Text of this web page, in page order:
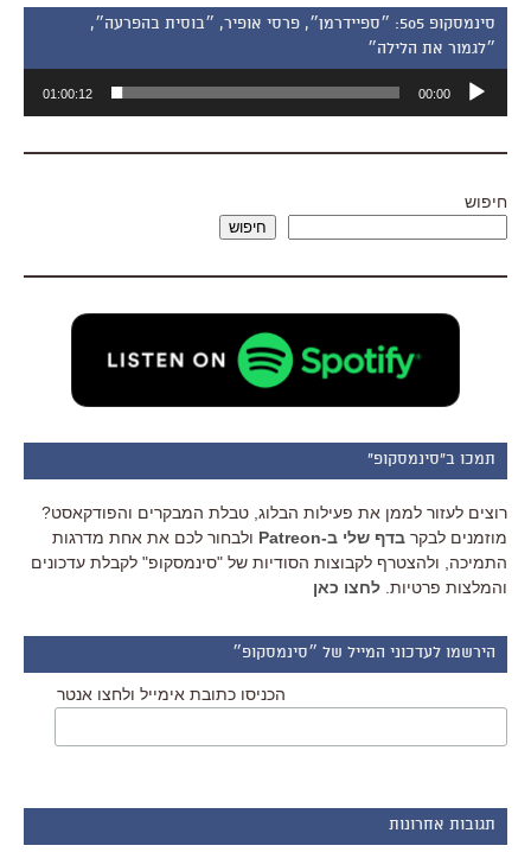
סינמסקופ 505: ״ספיידרמן״, פרסי אופיר, ״בוסית בהפרעה״,
״לגמור את הלילה״
אודיו
00:00
01:00:12
חיפוש
חיפוש
תמכו ב"סינמסקופ"
רוצים לעזור לממן את פעילות הבלוג, טבלת המבקרים והפודקאסט?
מוזמנים לבקר בדף שלי ב-Patreon
ולבחור לכם את אחת מדרגות
התמיכה, ולהצטרף לקבוצות הסודיות של "סינמסקופ" לקבלת עדכונים
והמלצות פרטיות. לחצו כאן
הירשמו לעדכוני המייל של ״סינמסקופ״
הכניסו כתובת אימייל ולחצו אנטר
תגובות אחרונות